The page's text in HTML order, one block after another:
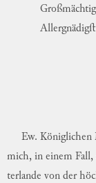
Ew. Königlichen
mich, in einem Fall,
terlande von der